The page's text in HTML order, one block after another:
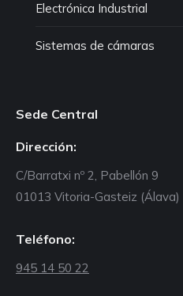
Electrónica Industrial
Sistemas de cámaras
Sede Central
Dirección:
C/Barratxi nº 2, Pabellón 9
01013 Vitoria-Gasteiz (Álava)
Teléfono:
945 14 50 22